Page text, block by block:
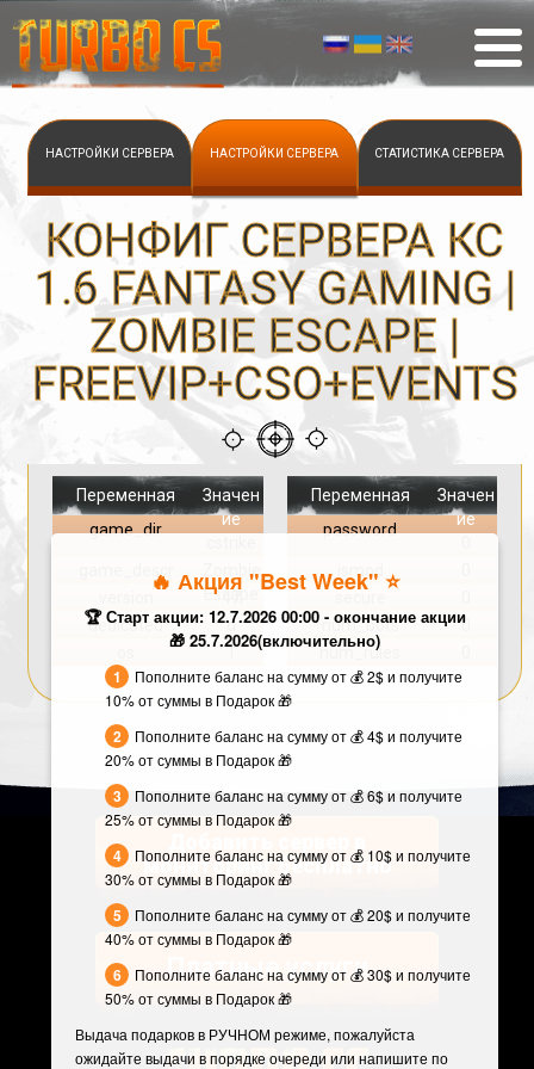
НАСТРОЙКИ СЕРВЕРА НАСТРОЙКИ СЕРВЕРА СТАТИСТИКА СЕРВЕРА
КОНФИГ СЕРВЕРА КС
1.6 FANTASY GAMING |
ZOMBIE ESCAPE |
FREEVIP+CSO+EVENTS
Переменная
Значен
ие
game_dir
Zombie
Escape
dedicated
d
l
Переменная
Значен
ие
password
ismod
num_bots
0
num_rules
мониторинг бесплатно
Платные услуги
🔥 Акция "Best Week" ⭐️
🏆 Старт акции: 12.7.2026 00:00 - окончание акции
🎁 25.7.2026(включительно)
Пополните баланс на сумму от 💰 2$ и получите
10% от суммы в Подарок 🎁
Пополните баланс на сумму от 💰 4$ и получите
20% от суммы в Подарок 🎁
Пополните баланс на сумму от 💰 6$ и получите
25% от суммы в Подарок 🎁
Пополните баланс на сумму от 💰 10$ и получите
30% от суммы в Подарок 🎁
Пополните баланс на сумму от 💰 20$ и получите
40% от суммы в Подарок 🎁
Пополните баланс на сумму от 💰 30$ и получите
50% от суммы в Подарок 🎁
Выдача подарков в РУЧНОМ режиме, пожалуйста
ожидайте выдачи в порядке очереди или напишите по